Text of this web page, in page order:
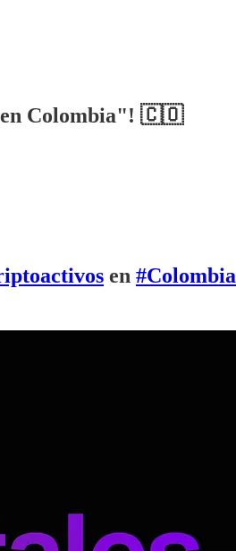
en Colombia"! 🇨🇴
en #Colombia